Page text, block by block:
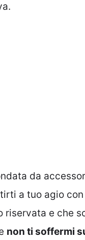
da
a tuo agio
riservata e che
non ti soffermi